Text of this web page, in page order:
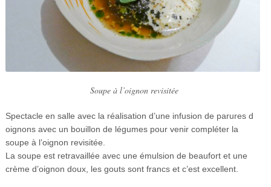
Soupe à l’oignon revisitée
Spectacle en salle avec la réalisation d’une infusion de parures d
oignons avec un bouillon de légumes pour venir compléter la
soupe à l’oignon revisitée.
La soupe est retravaillée avec une émulsion de beaufort et une
crème d’oignon doux, les gouts sont francs et c’est excellent.